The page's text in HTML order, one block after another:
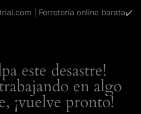
| Ferretería online barata✔️
este desastre!
en algo
¡vuelve pronto!